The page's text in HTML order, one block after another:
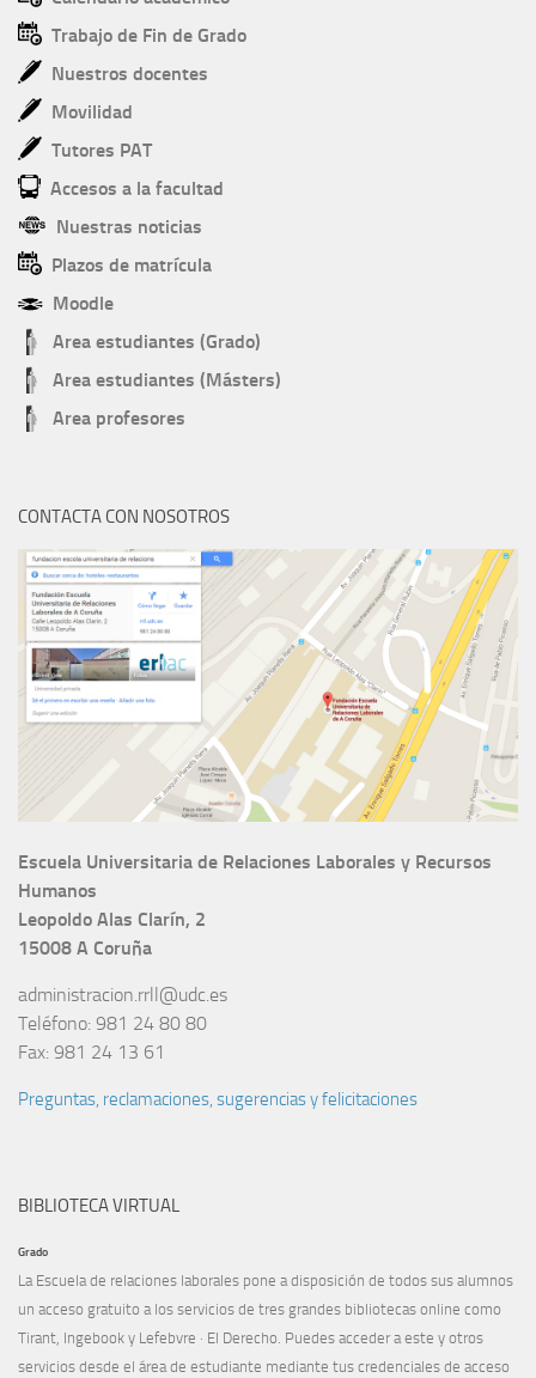
Trabajo de Fin de Grado
Nuestros docentes
Movilidad
Tutores PAT
Accesos a la facultad
Nuestras noticias
Plazos de matrícula
Moodle
Area estudiantes (Grado)
Area estudiantes (Másters)
Area profesores
CONTACTA CON NOSOTROS
Escuela Universitaria de Relaciones Laborales y Recursos
Humanos
Leopoldo Alas Clarín, 2
15008 A Coruña
administracion.rrll@udc.es
Teléfono: 981 24 80 80
Fax: 981 24 13 61
Preguntas, reclamaciones, sugerencias y felicitaciones
BIBLIOTECA VIRTUAL
Grado
La Escuela de relaciones laborales pone a disposición de todos sus alumnos
un acceso gratuito a los servicios de tres grandes bibliotecas online como
Tirant, Ingebook y Lefebvre · El Derecho. Puedes acceder a este y otros
servicios desde el área de estudiante mediante tus credenciales de acceso